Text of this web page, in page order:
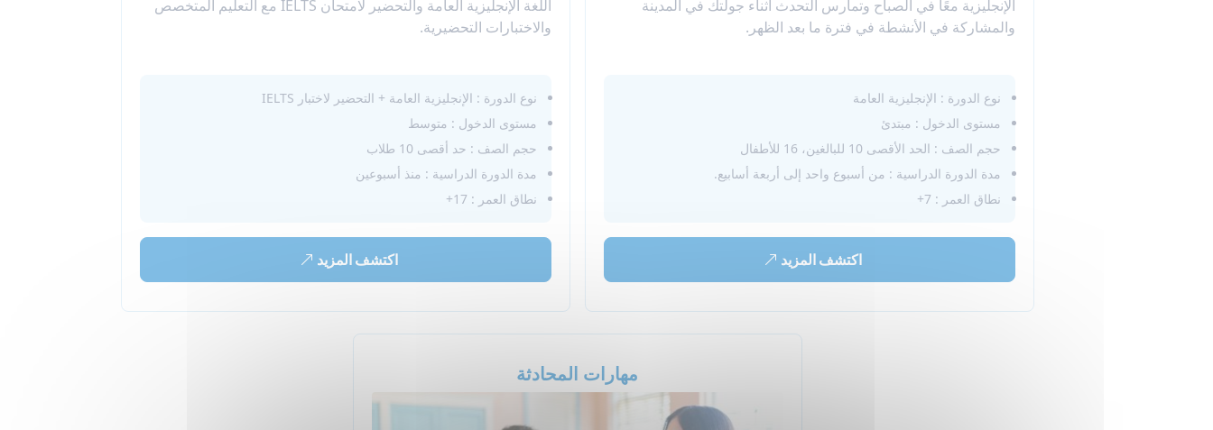
الإنجليزية معًا في الصباح وتمارس التحدث أثناء جولتك في المدينة
والمشاركة في الأنشطة في فترة ما بعد الظهر.
نوع الدورة : الإنجليزية العامة
مستوى الدخول : مبتدئ
حجم الصف : الحد الأقصى 10 للبالغين، 16 للأطفال
مدة الدورة الدراسية : من أسبوع واحد إلى أربعة أسابيع.
نطاق العمر : 7+
اكتشف المزيد
اللغة الإنجليزية العامة والتحضير لامتحان IELTS مع التعليم المتخصص
والاختبارات التحضيرية.
نوع الدورة : الإنجليزية العامة + التحضير لاختبار IELTS
مستوى الدخول : متوسط
حجم الصف : حد أقصى 10 طلاب
مدة الدورة الدراسية : منذ أسبوعين
نطاق العمر : 17+
اكتشف المزيد
مهارات المحادثة